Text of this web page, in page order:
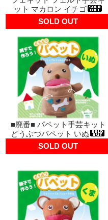
ット マカロン イチゴ
SOLD OUT
■廃番■ パペット手芸キット
どうぶつパペット いぬ
SOLD OUT